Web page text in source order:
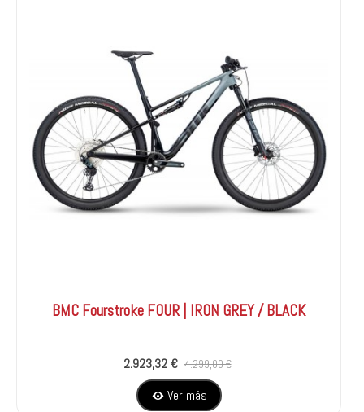
BMC Fourstroke FOUR | IRON GREY / BLACK
2.923,32 € 4.299,00 €
Ver más